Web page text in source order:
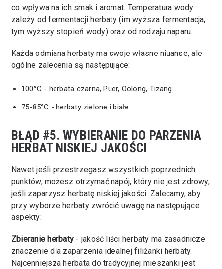
co wpływa na ich smak i aromat. Temperatura wody
zależy od fermentacji herbaty (im wyższa fermentacja,
tym wyższy stopień wody) oraz od rodzaju naparu.
Każda odmiana herbaty ma swoje własne niuanse, ale
ogólne zalecenia są następujące:
100°C - herbata czarna, Puer, Oolong, Tizang
75-85°C - herbaty zielone i białe
BŁĄD #5. WYBIERANIE DO PARZENIA
HERBAT NISKIEJ JAKOŚCI
Nawet jeśli przestrzegasz wszystkich poprzednich
punktów, możesz otrzymać napój, który nie jest zdrowy,
jeśli zaparzysz herbatę niskiej jakości. Zalecamy, aby
przy wyborze herbaty zwrócić uwagę na następujące
aspekty:
Zbieranie herbaty - jakość liści herbaty ma zasadnicze
znaczenie dla zaparzenia idealnej filiżanki herbaty.
Najcenniejsza herbata do tradycyjnej mieszanki jest